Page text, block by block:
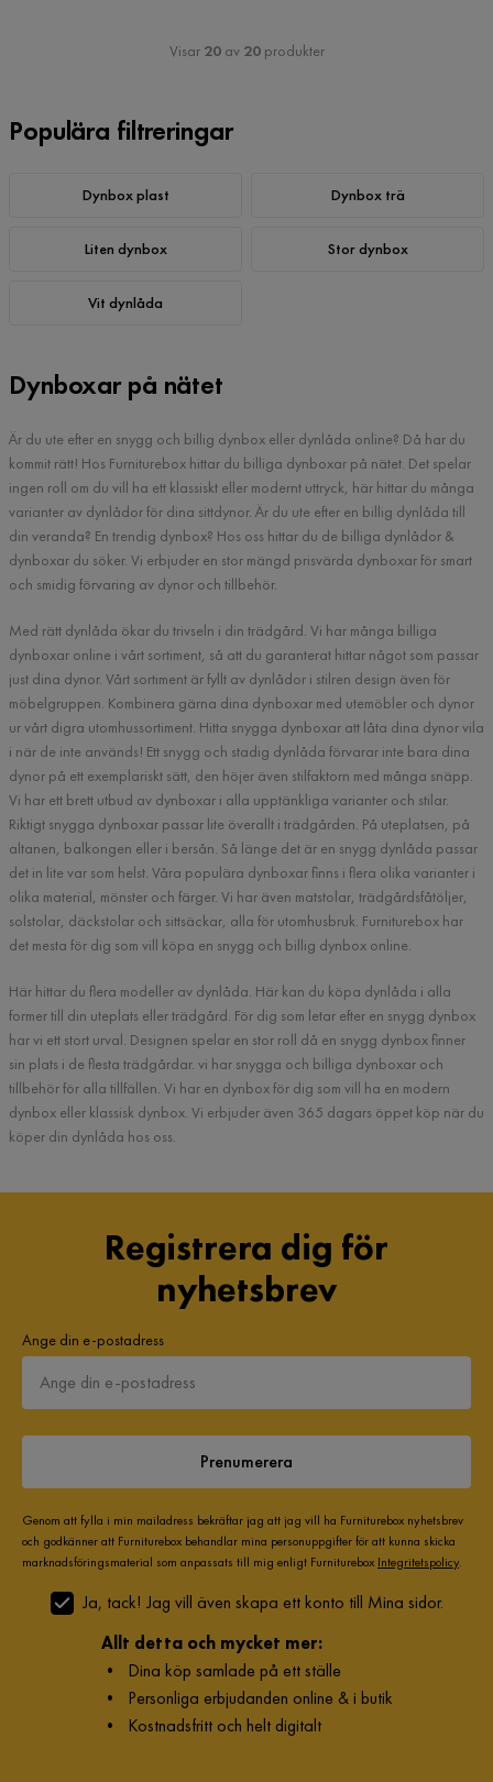
Visar 20av 20produkter
Populära filtreringar
Dynbox plast Dynbox trä
Liten dynbox Stor dynbox
Vit dynlåda
Dynboxar på nätet
Är du ute efter en snygg och billig dynbox eller dynlåda online? Då har du
kommit rätt! Hos Furniturebox hittar du billiga dynboxar på nätet. Det spelar
ingen roll om du vill ha ett klassiskt eller modernt uttryck, här hittar du många
varianter av dynlådor för dina sittdynor. Är du ute efter en billig dynlåda till
din veranda? En trendig dynbox? Hos oss hittar du de billiga dynlådor &
dynboxar du söker. Vi erbjuder en stor mängd prisvärda dynboxar för smart
och smidig förvaring av dynor och tillbehör.
Med rätt dynlåda ökar du trivseln i din trädgård. Vi har många billiga
dynboxar online i vårt sortiment, så att du garanterat hittar något som passar
just dina dynor. Vårt sortiment är fyllt av dynlådor i stilren design även för
möbelgruppen. Kombinera gärna dina dynboxar med utemöbler och dynor
ur vårt digra utomhussortiment. Hitta snygga dynboxar att låta dina dynor vila
i när de inte används! Ett snygg och stadig dynlåda förvarar inte bara dina
dynor på ett exemplariskt sätt, den höjer även stilfaktorn med många snäpp.
Vi har ett brett utbud av dynboxar i alla upptänkliga varianter och stilar.
Riktigt snygga dynboxar passar lite överallt i trädgården. På uteplatsen, på
altanen, balkongen eller i bersån. Så länge det är en snygg dynlåda passar
det in lite var som helst. Våra populära dynboxar finns i flera olika varianter i
olika material, mönster och färger. Vi har även matstolar, trädgårdsfåtöljer,
solstolar, däckstolar och sittsäckar, alla för utomhusbruk. Furniturebox har
det mesta för dig som vill köpa en snygg och billig dynbox online.
Här hittar du flera modeller av dynlåda. Här kan du köpa dynlåda i alla
former till din uteplats eller trädgård. För dig som letar efter en snygg dynbox
har vi ett stort urval. Designen spelar en stor roll då en snygg dynbox finner
sin plats i de flesta trädgårdar. vi har snygga och billiga dynboxar och
tillbehör för alla tillfällen. Vi har en dynbox för dig som vill ha en modern
dynbox eller klassisk dynbox. Vi erbjuder även 365 dagars öppet köp när du
köper din dynlåda hos oss.
Registrera dig för
nyhetsbrev
Ange din e-postadress
Prenumerera
Genom att fylla i min mailadress bekräftar jag att jag vill ha Furniturebox nyhetsbrev
och godkänner att Furniturebox behandlar mina personuppgifter för att kunna skicka
marknadsföringsmaterial som anpassats till mig enligt Furniturebox Integritetspolicy.
Ja, tack! Jag vill även skapa ett konto till Mina sidor.
Allt detta och mycket mer:
• Dina köp samlade på ett ställe
• Personliga erbjudanden online & i butik
• Kostnadsfritt och helt digitalt